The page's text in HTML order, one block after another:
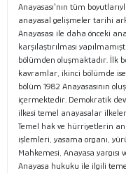
Anayasası'nın tüm
anayasal gelişmeler tarihi
Anayasası ile daha önceki
karşılaştırılması
bölümden oluşmaktadır. İlk
kavramlar, ikinci bölümde
bölüm 1982 Anayasasının
içermektedir. Demokratik
ilkesi temel anayasalar
Temel hak ve hürriyetlerin
işlemleri, yasama organı,
Mahkemesi, Anayasa
Anayasa hukuku ile ilgili